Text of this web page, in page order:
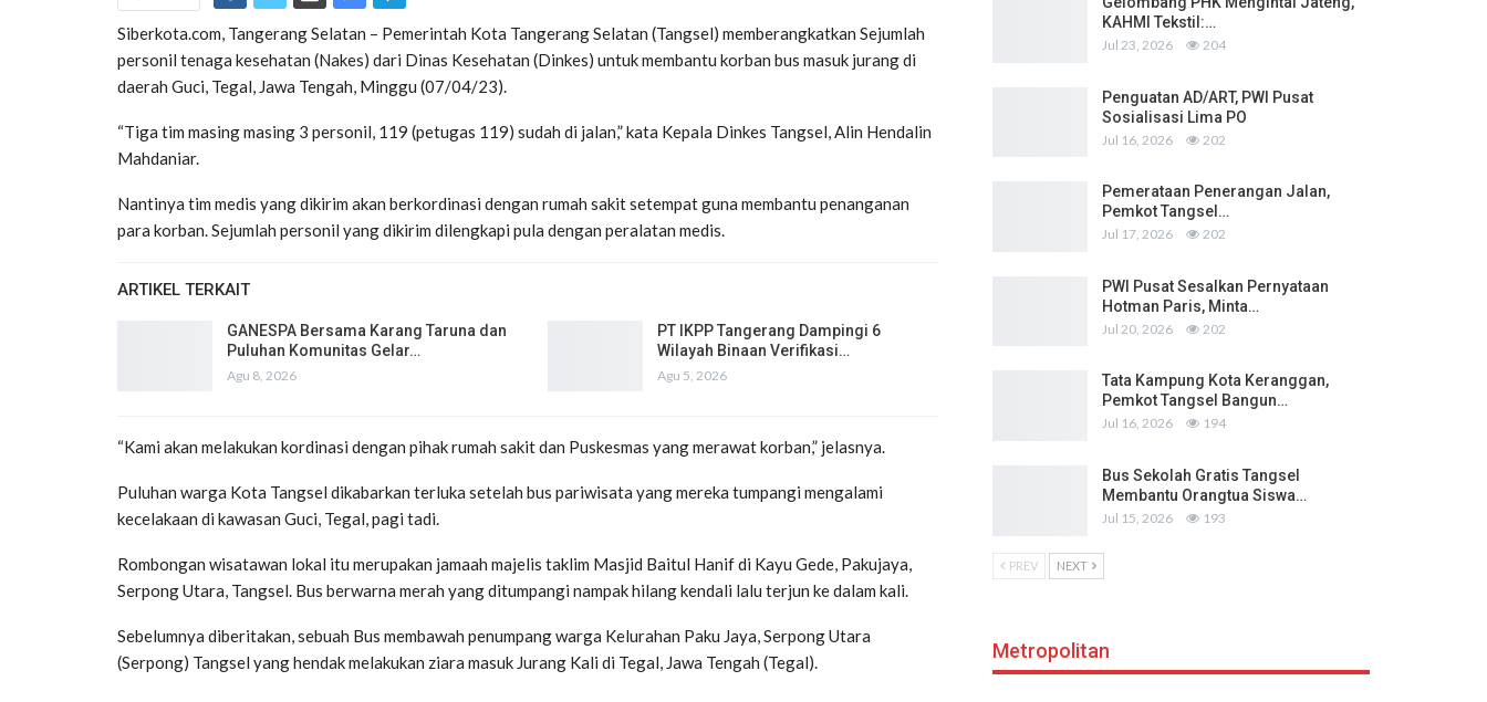
Siberkota.com, Tangerang Selatan – Pemerintah Kota Tangerang Selatan (Tangsel) memberangkatkan Sejumlah
personil tenaga kesehatan (Nakes) dari Dinas Kesehatan (Dinkes) untuk membantu korban bus masuk jurang di
daerah Guci, Tegal, Jawa Tengah, Minggu (07/04/23).
“Tiga tim masing masing 3 personil, 119 (petugas 119) sudah di jalan,” kata Kepala Dinkes Tangsel, Alin Hendalin
Mahdaniar.
Nantinya tim medis yang dikirim akan berkordinasi dengan rumah sakit setempat guna membantu penanganan
para korban. Sejumlah personil yang dikirim dilengkapi pula dengan peralatan medis.
ARTIKEL TERKAIT
GANESPA Bersama Karang Taruna dan
Puluhan Komunitas Gelar…
Agu 8, 2026
PT IKPP Tangerang Dampingi 6
Wilayah Binaan Verifikasi…
Agu 5, 2026
“Kami akan melakukan kordinasi dengan pihak rumah sakit dan Puskesmas yang merawat korban,” jelasnya.
Puluhan warga Kota Tangsel dikabarkan terluka setelah bus pariwisata yang mereka tumpangi mengalami
kecelakaan di kawasan Guci, Tegal, pagi tadi.
Rombongan wisatawan lokal itu merupakan jamaah majelis taklim Masjid Baitul Hanif di Kayu Gede, Pakujaya,
Serpong Utara, Tangsel. Bus berwarna merah yang ditumpangi nampak hilang kendali lalu terjun ke dalam kali.
Sebelumnya diberitakan, sebuah Bus membawah penumpang warga Kelurahan Paku Jaya, Serpong Utara
(Serpong) Tangsel yang hendak melakukan ziara masuk Jurang Kali di Tegal, Jawa Tengah (Tegal).
KAHMI Tekstil:…
Jul 23, 2026 204
Penguatan AD/ART, PWI Pusat
Sosialisasi Lima PO
Jul 16, 2026 202
Pemerataan Penerangan Jalan,
Pemkot Tangsel…
Jul 17, 2026 202
PWI Pusat Sesalkan Pernyataan
Hotman Paris, Minta…
Jul 20, 2026 202
Tata Kampung Kota Keranggan,
Pemkot Tangsel Bangun…
Jul 16, 2026 194
Bus Sekolah Gratis Tangsel
Membantu Orangtua Siswa…
Jul 15, 2026 193
PREV NEXT
Metropolitan